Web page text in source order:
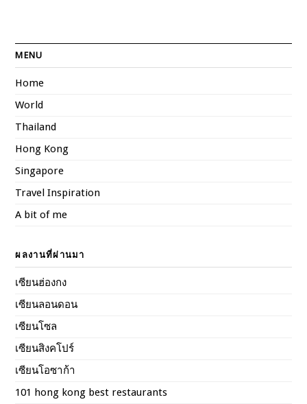
MENU
Home
World
Thailand
Hong Kong
Singapore
Travel Inspiration
A bit of me
ผลงานที่ผ่านมา
เซียนฮ่องกง
เซียนลอนดอน
เซียนโซล
เซียนสิงคโปร์
เซียนโอซาก้า
101 hong kong best restaurants